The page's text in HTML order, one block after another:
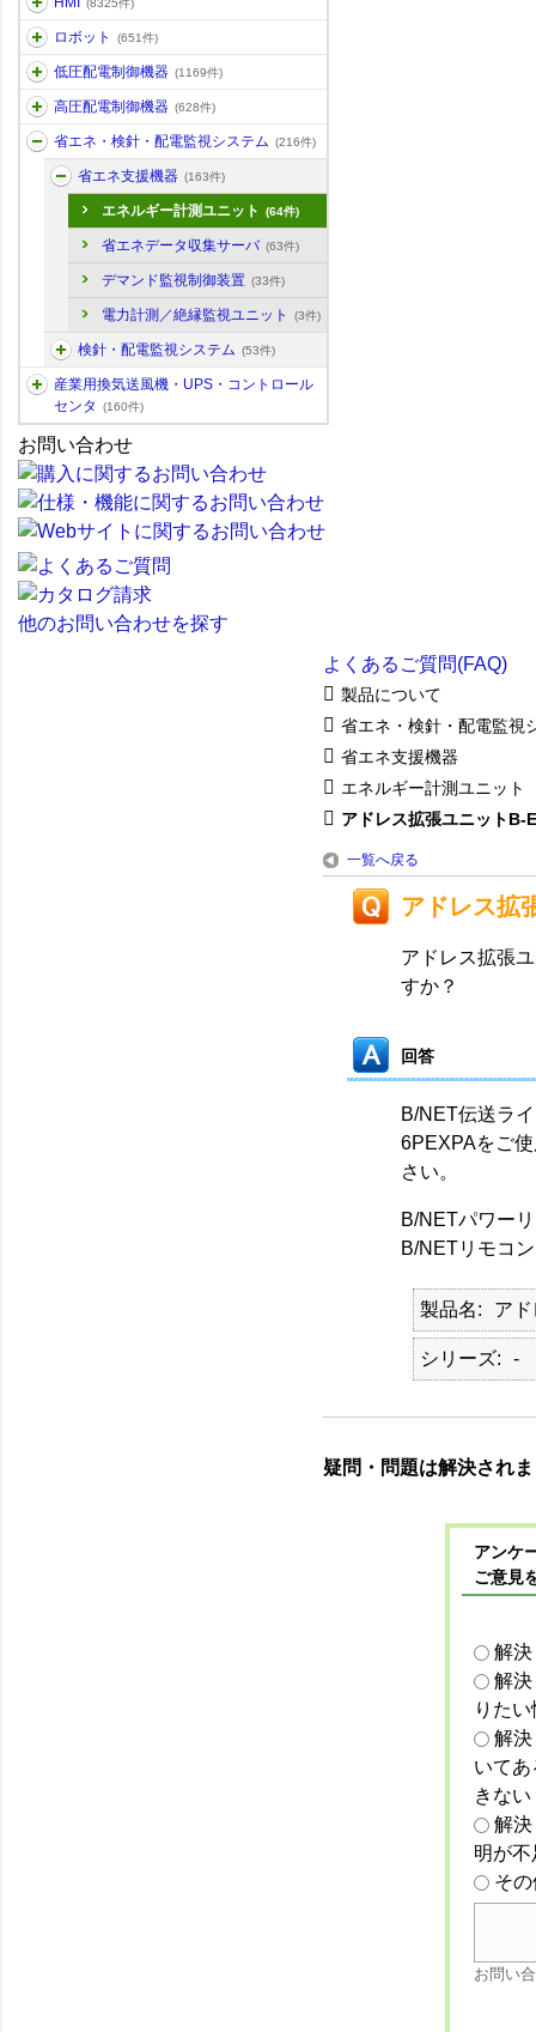
(8325件)
ロボット (651件)
低圧配電制御機器 (1169件)
高圧配電制御機器 (628件)
省エネ・検針・配電監視システム (216件)
省エネ支援機器 (163件)
エネルギー計測ユニット (64件)
省エネデータ収集サーバ (63件)
デマンド監視制御装置 (33件)
電力計測／絶縁監視ユニット (3件)
検針・配電監視システム (53件)
産業用換気送風機・UPS・コントロール
センタ
(160件)
お問い合わせ
他のお問い合わせを探す
よくあるご質問(FAQ)
製品について
省エネ・検針・配電監視
省エネ支援機器
エネルギー計測ユニット
アドレス拡張ユニットB-
一覧へ戻る
アドレス拡
アドレス拡張
すか？
回答
B/NET伝送ラ
6PEXPAをご
さい。
B/NETパワー
B/NETリモコ
製品名 ア
シリーズ -
疑問・問題は解決され
アンケ
ご意見
解
解
りた
解
いて
きない
解
明が
そ
お問い